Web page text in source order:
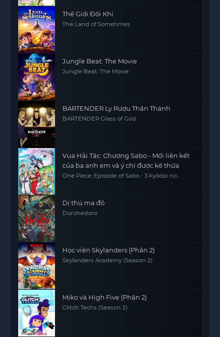
Thế Giới Đôi Khi
The Land of Sometimes
Jungle Beat: The Movie
Jungle Beat: The Movie
BARTENDER Ly Rượu Thần Thánh
BARTENDER Glass of God
Vua Hải Tặc: Chương Sabo - Mối liên kết
của ba anh em và ý chí được kế thừa
One Piece: Episode of Sabo - 3 Kyōdai no
Inherited Will
Dị thú ma đô
Dorohedoro
Học viện Skylanders (Phần 2)
Skylanders Academy (Season 2)
Miko và High Five (Phần 2)
Glitch Techs (Season 2)